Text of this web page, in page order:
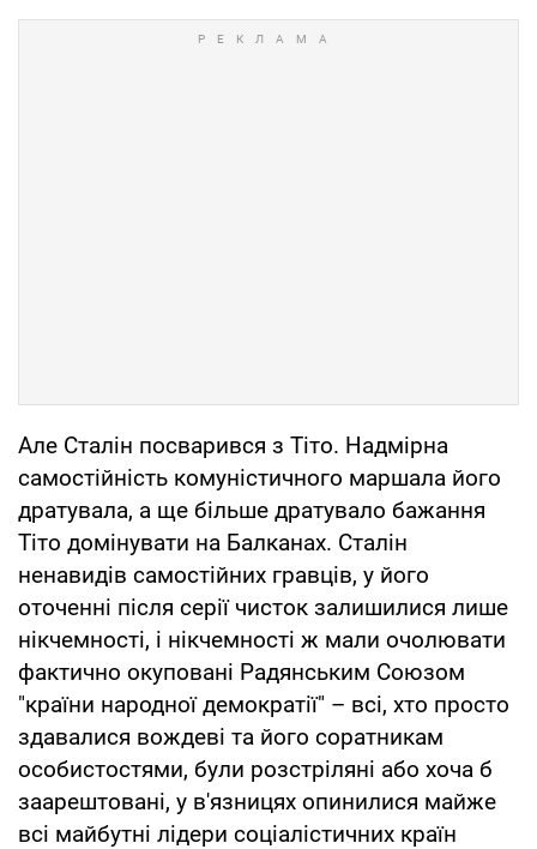
Але Сталін посварився з Тіто. Надмірна
самостійність комуністичного маршала його
дратувала, а ще більше дратувало бажання
Тіто домінувати на Балканах. Сталін
ненавидів самостійних гравців, у його
оточенні після серії чисток залишилися лише
нікчемності, і нікчемності ж мали очолювати
фактично окуповані Радянським Союзом
"країни народної демократії" – всі, хто просто
здавалися вождеві та його соратникам
особистостями, були розстріляні або хоча б
заарештовані, у в'язницях опинилися майже
всі майбутні лідери соціалістичних країн